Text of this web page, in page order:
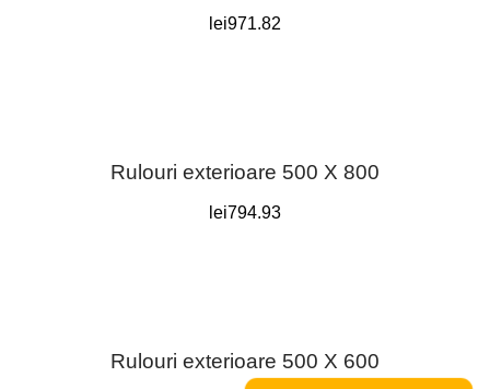
lei971.82
Rulouri exterioare 500 X 800
lei794.93
Rulouri exterioare 500 X 600